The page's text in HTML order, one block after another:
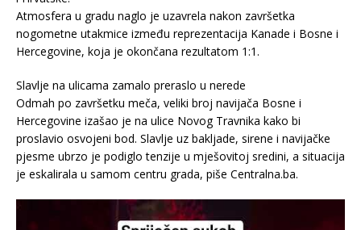
​Atmosfera u gradu naglo je uzavrela nakon završetka
nogometne utakmice između reprezentacija Kanade i Bosne i
Hercegovine, koja je okončana rezultatom 1:1.
​Slavlje na ulicama zamalo preraslo u nerede
Odmah po završetku meča, veliki broj navijača Bosne i
Hercegovine izašao je na ulice Novog Travnika kako bi
proslavio osvojeni bod. Slavlje uz bakljade, sirene i navijačke
pjesme ubrzo je podiglo tenzije u mješovitoj sredini, a situacija
je eskalirala u samom centru grada, piše Centralna.ba.